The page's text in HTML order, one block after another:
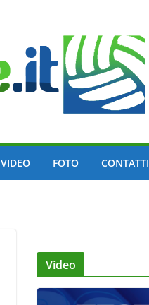
VIDEO FOTO CONTATTI
Video